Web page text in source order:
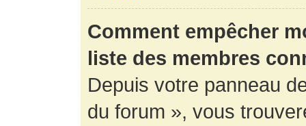
Comment empêcher
liste des membres
Depuis votre panneau
du forum », vous